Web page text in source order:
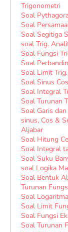
Trigonometri
Soal
Soal
Soal Segitiga
soal Trig.
Soal Fungsi
Soal
Soal Limit Trig.
Soal Sinus
Soal Integral
Soal Turunan
Soal Garis
sinus, Cos &
Aljabar
Soal Hitung
Soal Integral
Soal Suku
soal Logika
Soal Bentuk
Turunan
Soal Logaritma
Soal Limit
Soal Fungsi
Soal Turunan